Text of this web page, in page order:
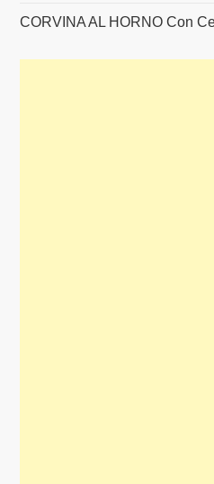
CORVINA AL HORNO Con